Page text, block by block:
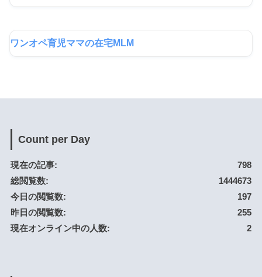
ワンオペ育児ママの在宅MLM
Count per Day
798
現在の記事:
1444673
総閲覧数:
197
今日の閲覧数:
255
昨日の閲覧数:
2
現在オンライン中の人数: